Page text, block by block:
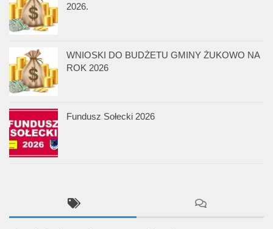
2026.
WNIOSKI DO BUDŻETU GMINY ŻUKOWO NA
ROK 2026
Fundusz Sołecki 2026